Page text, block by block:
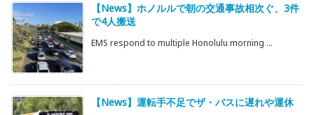
【News】ホノルルで朝の交通事故相次ぐ、3件
で4人搬送
EMS respond to multiple Honolulu morning ...
【News】運転手不足でザ・バスに遅れや運休